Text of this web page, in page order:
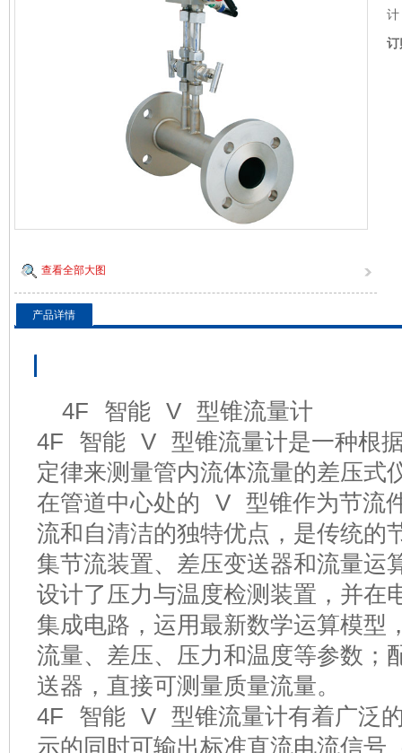
查看全部大图
计
订
产品详情
4F 智能 V 型锥流量计
4F 智能 V 型锥流量计是一种根
定律来测量管内流体流量的差压式
在管道中心处的 V 型锥作为节流
流和自清洁的独特优点，是传统的
集节流装置、差压变送器和流量运
设计了压力与温度检测装置，并在
集成电路，运用最新数学运算模型
流量、差压、压力和温度等参数；
送器，直接可测量质量流量。
4F 智能 V 型锥流量计有着广泛
示的同时可输出标准直流电流信